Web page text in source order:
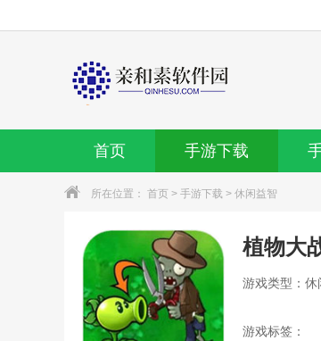
首页 手游下载
所在位置： 首页 > 手游下载 > 休闲益智
植物大
游戏类型：休
游戏标签：